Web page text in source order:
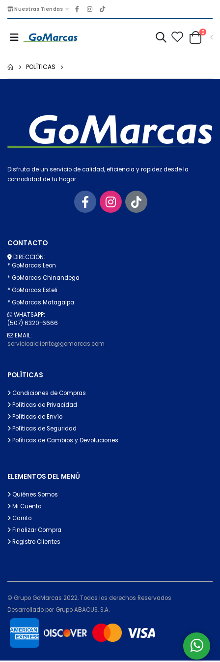
Nuestras Tiendas
0
POLÍTICAS
Disfruta de un servicio de calidad, eficiencia y rapidez desde la
comodidad de tu hogar.
CONTACTO
DIRECCIÓN:
* GoMarcas Leon
* GoMarcas Chinandega
* GoMarcas Esteli
* GoMarcas Matagalpa
WHATSAPP:
(507) 6320-6666
EMAIL:
servicioalcliente@gomarcas.com
POLÍTICAS
Condiciones de Compras
Políticas de Privacidad
Políticas de Envío
Políticas de Seguridad
Políticas de Cambios y Devoluciones
ELEMENTOS DEL MENÚ
Quiénes Somos
Mi Cuenta
Carrito
Finalizar Compra
Registro Clientes
© Grupo GoMarcas 2022. Todos los derechos Reservados
Desarrollado por Grupo ABACUS, S.A.